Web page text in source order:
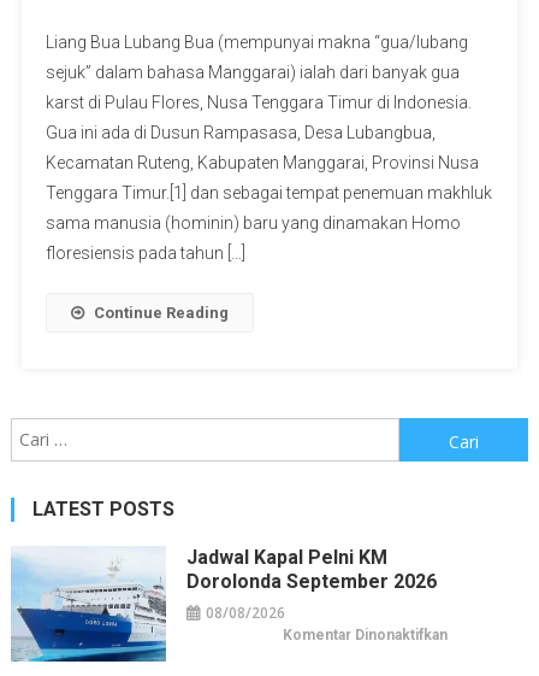
Liang Bua Lubang Bua (mempunyai makna “gua/lubang
sejuk” dalam bahasa Manggarai) ialah dari banyak gua
karst di Pulau Flores, Nusa Tenggara Timur di Indonesia.
Gua ini ada di Dusun Rampasasa, Desa Lubangbua,
Kecamatan Ruteng, Kabupaten Manggarai, Provinsi Nusa
Tenggara Timur.[1] dan sebagai tempat penemuan makhluk
sama manusia (hominin) baru yang dinamakan Homo
floresiensis pada tahun […]
Continue Reading
untuk:
LATEST POSTS
Jadwal Kapal Pelni KM
Dorolonda September 2026
08/08/2026
Komentar Dinonaktifkanpada